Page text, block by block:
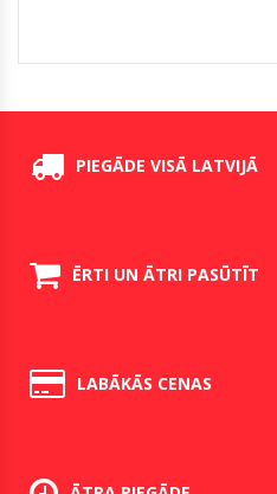
PIEGĀDE VISĀ LATVIJĀ
ĒRTI UN ĀTRI PASŪTĪT
LABĀKĀS CENAS